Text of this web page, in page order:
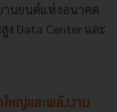
านยนต์แห่งอนาคต
Data Center และ
ใหญ่และพลังงาน